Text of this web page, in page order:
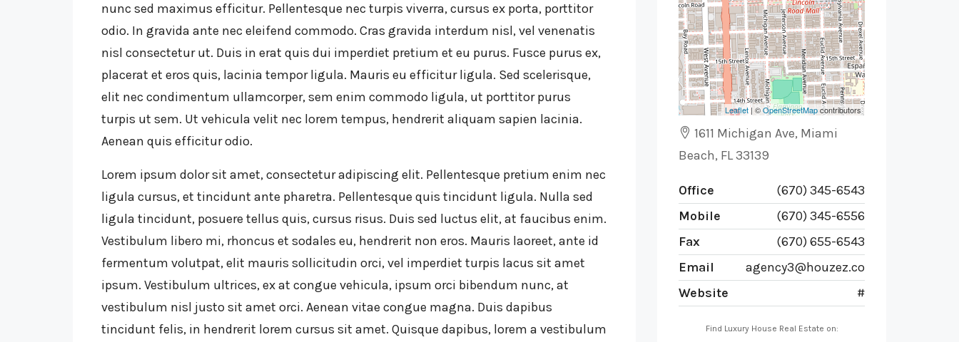
nunc sed maximus efficitur. Pellentesque nec turpis viverra, cursus ex porta, porttitor
odio. In gravida ante nec eleifend commodo. Cras gravida interdum nisl, vel venenatis
nisl consectetur ut. Duis in erat quis dui imperdiet pretium et eu purus. Fusce purus ex,
placerat et eros quis, lacinia tempor ligula. Mauris eu efficitur ligula. Sed scelerisque,
elit nec condimentum ullamcorper, sem enim commodo ligula, ut porttitor purus
turpis ut sem. Ut vehicula velit nec lorem tempus, hendrerit aliquam sapien lacinia.
Aenean quis efficitur odio.
Lorem ipsum dolor sit amet, consectetur adipiscing elit. Pellentesque pretium enim nec
ligula cursus, et tincidunt ante pharetra. Pellentesque quis tincidunt ligula. Nulla sed
ligula tincidunt, posuere tellus quis, cursus risus. Duis sed luctus elit, at faucibus enim.
Vestibulum libero mi, rhoncus et sodales eu, hendrerit non eros. Mauris laoreet, ante id
fermentum volutpat, elit mauris sollicitudin orci, vel imperdiet turpis lacus sit amet
ipsum. Vestibulum ultrices, ex at congue vehicula, ipsum orci bibendum nunc, at
vestibulum nisl justo sit amet orci. Aenean vitae congue magna. Duis dapibus
tincidunt felis, in hendrerit lorem cursus sit amet. Quisque dapibus, lorem a vestibulum
Leaflet| ©OpenStreetMapcontributors
1611 Michigan Ave, Miami
Beach, FL 33139
Office
(670) 345-6543
Mobile
(670) 345-6556
Fax
(670) 655-6543
Email
agency3@houzez.co
Website
#
Find Luxury House Real Estate on: